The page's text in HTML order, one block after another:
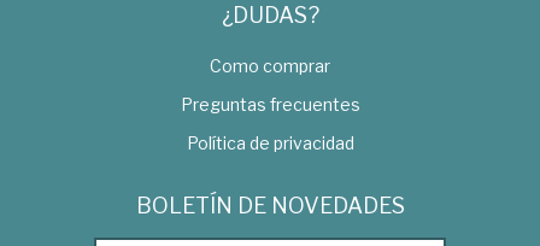
¿DUDAS?
Como comprar
Preguntas frecuentes
Política de privacidad
BOLETÍN DE NOVEDADES